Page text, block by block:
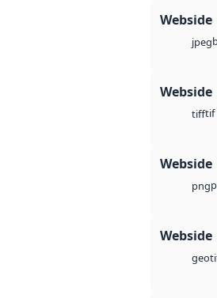
Webside
jpeg
Webside
tifftif
Webside
png
Webside